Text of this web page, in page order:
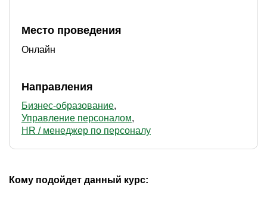
Место проведения
Онлайн
Направления
Бизнес-образование
Управление персоналом
HR / менеджер по персоналу
Кому подойдет данный курс: